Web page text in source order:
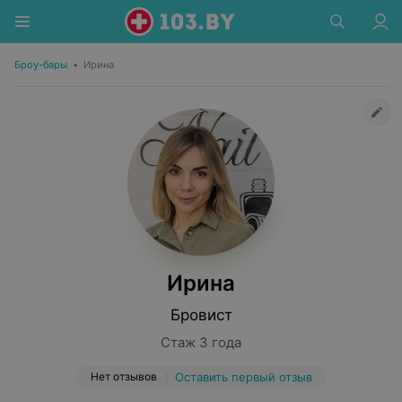
Броу-бары • Ирина
Ирина
Бровист
Стаж 3 года
Нет отзывов Оставить первый отзыв